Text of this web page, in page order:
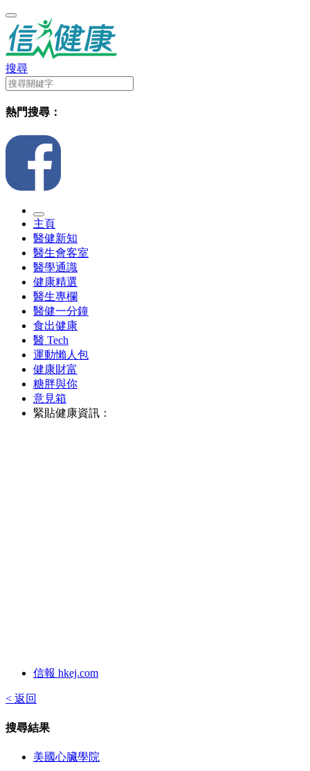
搜尋
熱門搜尋：
主頁
醫健新知
醫生會客室
醫學通識
健康精選
醫生專欄
醫健一分鐘
食出健康
醫 Tech
運動懶人包
健康財富
糖胖與你
意見箱
緊貼健康資訊：
信報 hkej.com
< 返回
搜尋結果
美國心臟學院